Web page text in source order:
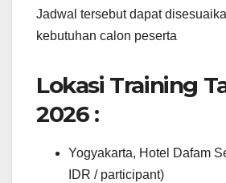
Jadwal tersebut dapat
kebutuhan calon peserta
Lokasi Training
2026 :
Yogyakarta, Hotel Dafam
IDR / participant)